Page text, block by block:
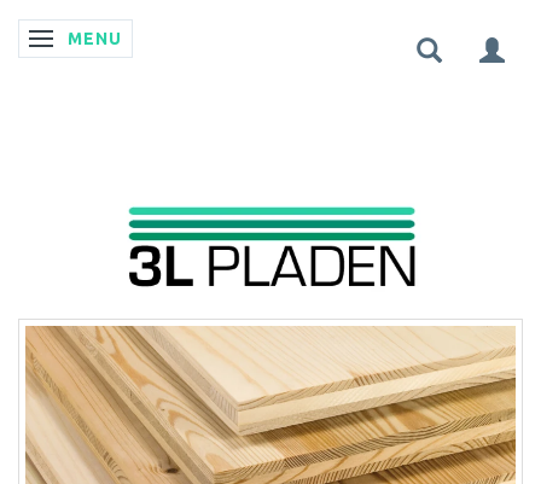
SKIFTE NAVIGATION
MENU